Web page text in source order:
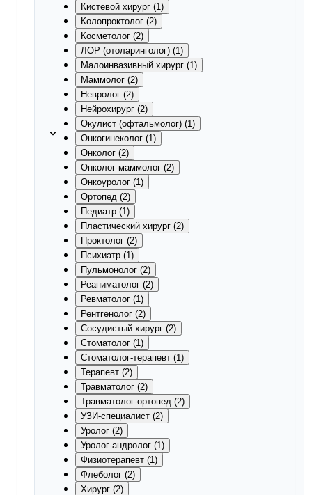
Кистевой хирург (1)
Колопроктолог (2)
Косметолог (2)
ЛОР (отоларинголог) (1)
Малоинвазивный хирург (1)
Маммолог (2)
Невролог (2)
Нейрохирург (2)
Окулист (офтальмолог) (1)
Онкогинеколог (1)
Онколог (2)
Онколог-маммолог (2)
Онкоуролог (1)
Ортопед (2)
Педиатр (1)
Пластический хирург (2)
Проктолог (2)
Психиатр (1)
Пульмонолог (2)
Реаниматолог (2)
Ревматолог (1)
Рентгенолог (2)
Сосудистый хирург (2)
Стоматолог (1)
Стоматолог-терапевт (1)
Терапевт (2)
Травматолог (2)
Травматолог-ортопед (2)
УЗИ-специалист (2)
Уролог (2)
Уролог-андролог (1)
Физиотерапевт (1)
Флеболог (2)
Хирург (2)